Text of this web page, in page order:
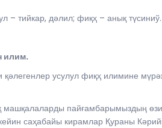
– тийкар, дәлил; фиқҳ – анық түсиниў.
илим.
усулул фиқҳ илимине
машқалаларды пайғамбарымыздың
саҳабайы кирамлар Қураны